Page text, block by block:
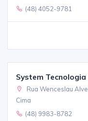
(48) 4052-9781
System Tecnologia
Rua Wenceslau
Cima
(48) 9983-8782